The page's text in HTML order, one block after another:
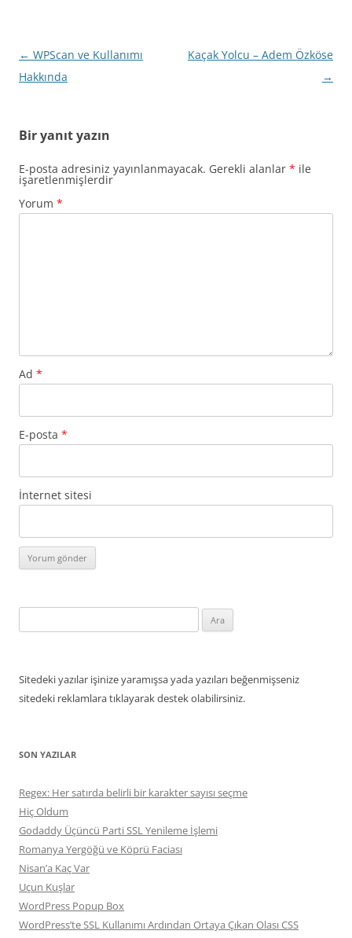
Yazı
dolaşımı
← WPScan ve Kullanımı
Hakkında
Kaçak Yolcu – Adem Özköse
→
Bir yanıt yazın
E-posta adresiniz yayınlanmayacak. Gerekli alanlar * ile
işaretlenmişlerdir
Yorum *
Ad *
E-posta *
İnternet sitesi
Sitedeki yazılar işinize yaramışsa yada yazıları beğenmişseniz
sitedeki reklamlara tıklayarak destek olabilirsiniz.
SON YAZILAR
Regex: Her satırda belirli bir karakter sayısı seçme
Hiç Oldum
Godaddy Üçüncü Parti SSL Yenileme İşlemi
Romanya Yergöğü ve Köprü Faciası
Nisan’a Kaç Var
Uçun Kuşlar
WordPress Popup Box
WordPress’te SSL Kullanımı Ardından Ortaya Çıkan Olası CSS